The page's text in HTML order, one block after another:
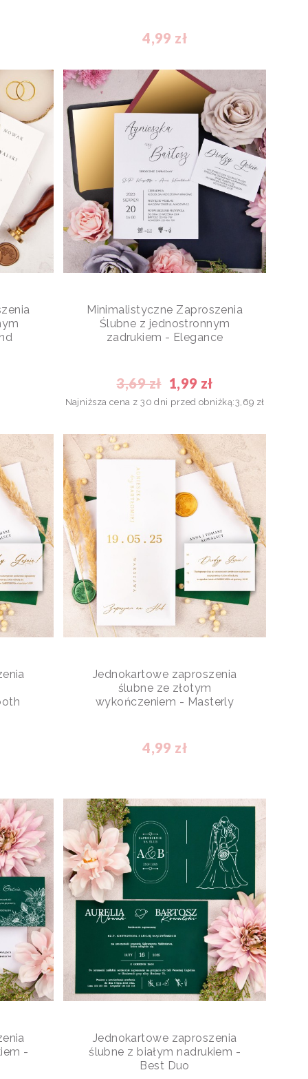
4,99 zł
Minimalistyczne Zaproszenia
Ślubne z jednostronnym
zadrukiem - Elegance
3,69 zł 1,99 zł
Najniższa cena z 30 dni przed obniżką:3,69 zł
Jednokartowe zaproszenia
ślubne ze złotym
wykończeniem - Masterly
4,99 zł
-
Jednokartowe zaproszenia
ślubne z białym nadrukiem -
Best Duo